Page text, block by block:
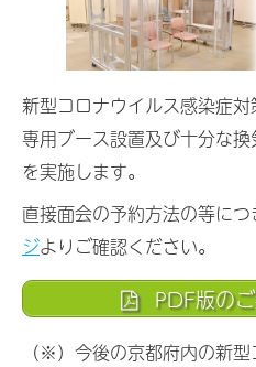
新型コロナウイルス感染症
専用ブース設置及び十分な
を実施します。
直接面会の予約方法の等につ
ジよりご確認ください。
PDF版の
（※）今後の京都府内の新